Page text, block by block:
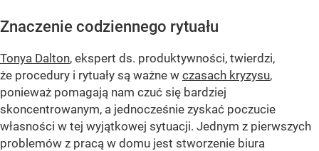
Znaczenie codziennego rytuału
Tonya Dalton, ekspert ds. produktywności, twierdzi,
że procedury i rytuały są ważne w czasach kryzysu,
ponieważ pomagają nam czuć się bardziej
skoncentrowanym, a jednocześnie zyskać poczucie
własności w tej wyjątkowej sytuacji. Jednym z pierwszych
problemów z pracą w domu jest stworzenie biura